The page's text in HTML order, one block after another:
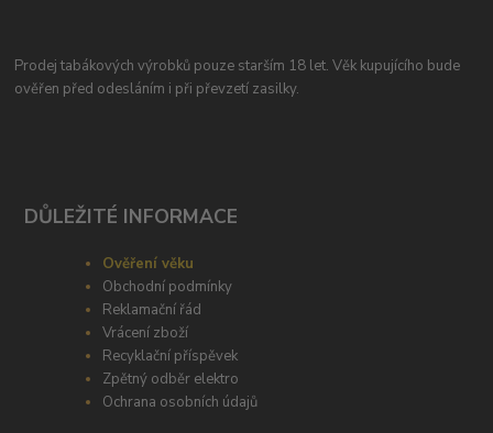
Prodej tabákových výrobků pouze starším 18 let. Věk kupujícího bude
ověřen před odesláním i při převzetí zasilky.
DŮLEŽITÉ INFORMACE
Ověření věku
Obchodní podmínky
Reklamační řád
Vrácení zboží
Recyklační příspěvek
Zpětný odběr elektro
Ochrana osobních údajů